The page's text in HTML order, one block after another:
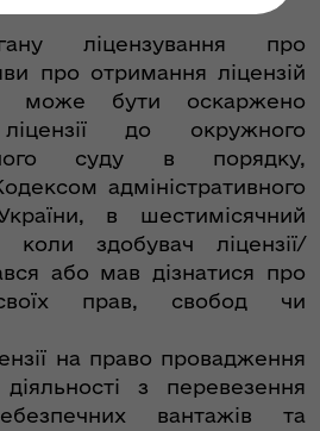
ліцензування про
про отримання ліцензій
може бути оскаржено
до окружного
суду в порядку,
адміністративного
в шестимісячний
здобувач ліцензії/
або мав дізнатися про
прав, свобод чи
на право провадження
діяльності з перевезення
вантажів та